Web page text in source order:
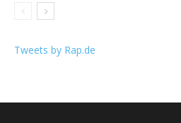
Tweets by Rap.de